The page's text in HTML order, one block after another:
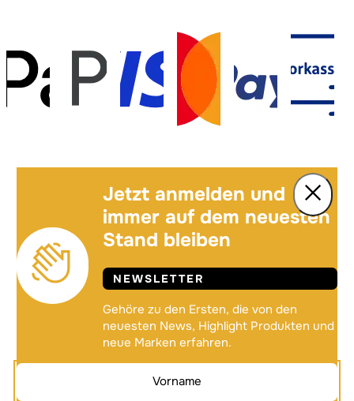
Jetzt anmelden und
immer auf dem neuesten
Stand bleiben
NEWSLETTER
Gehöre zu den Ersten, die von den
neuesten News, Highlight Produkten und
neue Marken erfahren.